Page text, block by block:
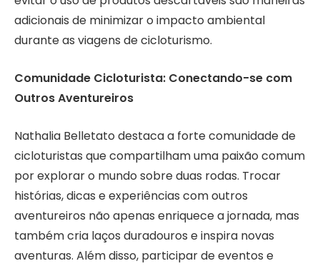
adicionais de minimizar o impacto ambiental
durante as viagens de cicloturismo.
Comunidade Cicloturista: Conectando-se com
Outros Aventureiros
Nathalia Belletato destaca a forte comunidade de
cicloturistas que compartilham uma paixão comum
por explorar o mundo sobre duas rodas. Trocar
histórias, dicas e experiências com outros
aventureiros não apenas enriquece a jornada, mas
também cria laços duradouros e inspira novas
aventuras. Além disso, participar de eventos e